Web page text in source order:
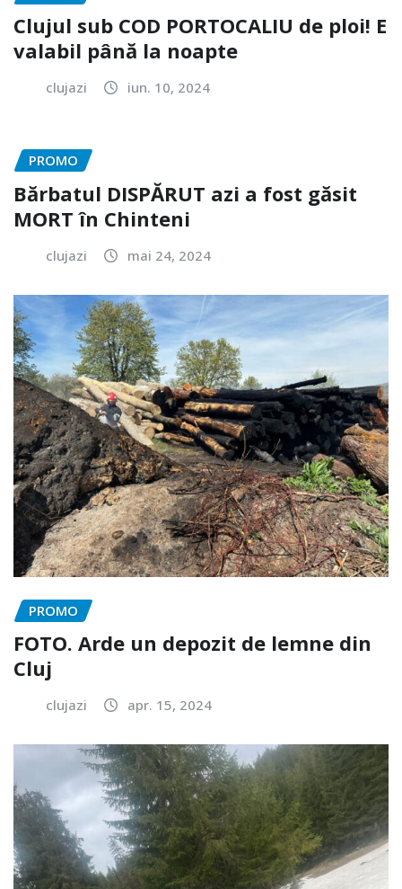
Clujul sub COD PORTOCALIU de ploi! E
valabil până la noapte
clujazi iun. 10, 2024
PROMO
Bărbatul DISPĂRUT azi a fost găsit
MORT în Chinteni
clujazi mai 24, 2024
PROMO
FOTO. Arde un depozit de lemne din
Cluj
clujazi apr. 15, 2024